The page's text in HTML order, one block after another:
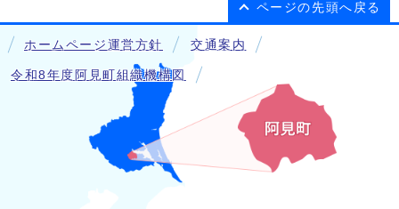
ページの先頭へ戻る
ホームページ運営方針 交通案内
令和8年度阿見町組織機構図